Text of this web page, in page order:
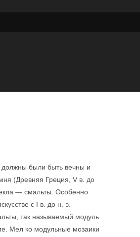
были быть вечны и
(Древняя Греция, V в. до
— смальты. Особенно
с I в. до н. э.
так называемый модуль.
Мел ко модульные мозаики